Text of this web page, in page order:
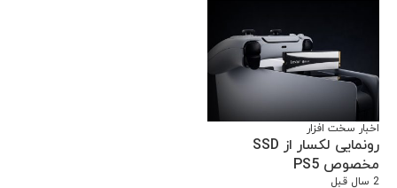
اخبار سخت افزار
رونمایی لکسار از SSD
مخصوص PS5
2 سال قبل